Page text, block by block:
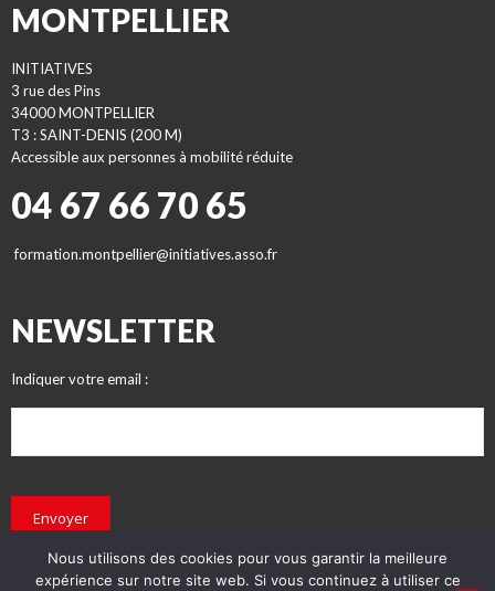
MONTPELLIER
INITIATIVES
3 rue des Pins
34000 MONTPELLIER
T3 : SAINT-DENIS (200 M)
Accessible aux personnes à mobilité réduite
04 67 66 70 65
formation.montpellier@initiatives.asso.fr
NEWSLETTER
Indiquer votre email :
Envoyer
Nous utilisons des cookies pour vous garantir la meilleure
expérience sur notre site web. Si vous continuez à utiliser ce